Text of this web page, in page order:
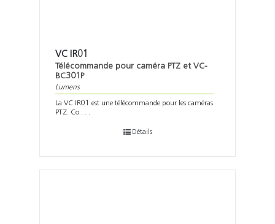
VC IR01
Télécommande pour caméra PTZ et VC-
BC301P
Lumens
La VC IR01 est une télécommande pour les caméras
PTZ. Co . . .
Détails